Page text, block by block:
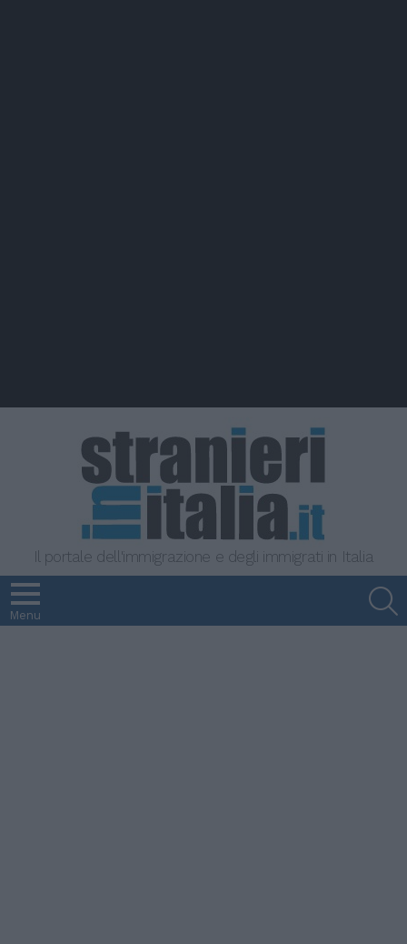
Il portale dell'immigrazione e degli immigrati in Italia
Menu